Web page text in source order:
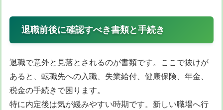
退職前後に確認すべき書類と手続き
退職で意外と見落とされるのが書類です。ここで抜けが
あると、転職先への入職、失業給付、健康保険、年金、
税金の手続きで困ります。
特に内定後は気が緩みやすい時期です。新しい職場へ行